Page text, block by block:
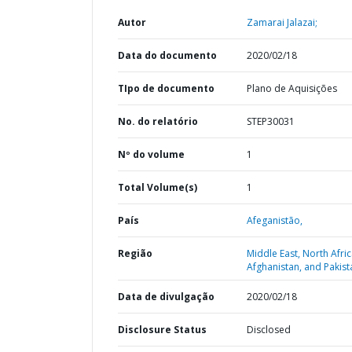
Autor Zamarai Jalazai;
Data do documento 2020/02/18
TIpo de documento Plano de Aquisições
No. do relatório STEP30031
Nº do volume 1
Total Volume(s) 1
País Afeganistão,
Região
Middle East, North
Afghanistan, and
Data de divulgação 2020/02/18
Disclosure Status Disclosed